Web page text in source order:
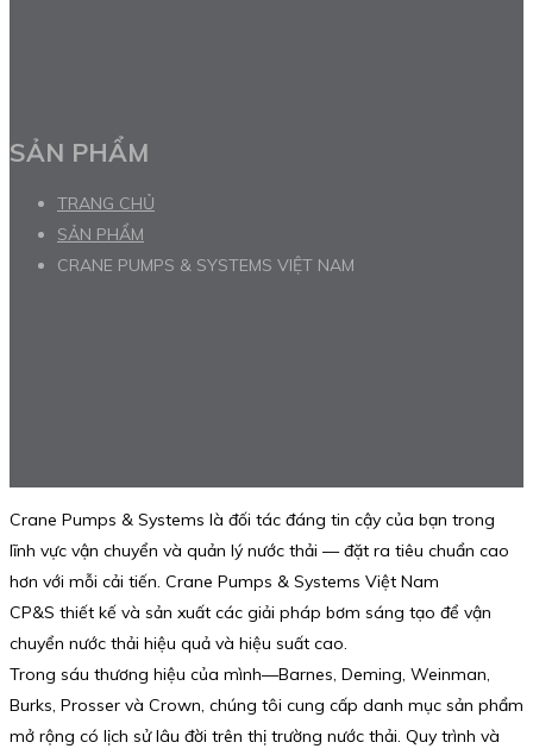
SẢN PHẨM
TRANG CHỦ
SẢN PHẨM
CRANE PUMPS & SYSTEMS VIỆT NAM
Crane Pumps & Systems là đối tác đáng tin cậy của bạn trong
lĩnh vực vận chuyển và quản lý nước thải — đặt ra tiêu chuẩn cao
hơn với mỗi cải tiến. Crane Pumps & Systems Việt Nam
CP&S thiết kế và sản xuất các giải pháp bơm sáng tạo để vận
chuyển nước thải hiệu quả và hiệu suất cao.
Trong sáu thương hiệu của mình—Barnes, Deming, Weinman,
Burks, Prosser và Crown, chúng tôi cung cấp danh mục sản phẩm
mở rộng có lịch sử lâu đời trên thị trường nước thải. Quy trình và